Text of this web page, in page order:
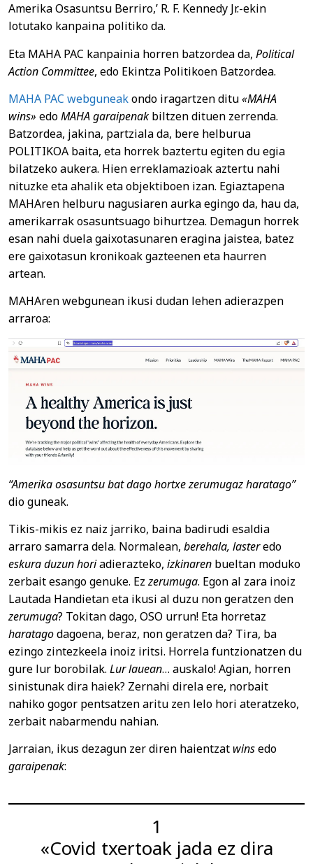
Amerika Osasuntsu Berriro,’ R. F. Kennedy Jr.-ekin
lotutako kanpaina politiko da.
Eta MAHA PAC kanpainia horren batzordea da, Political
Action Committee, edo Ekintza Politikoen Batzordea.
MAHA PAC webguneakondo iragartzen ditu«MAHA
wins» edoMAHA garaipenak biltzen dituen zerrenda.
Batzordea, jakina, partziala da, bere helburua
POLITIKOA baita, eta horrek baztertu egiten du egia
bilatzeko aukera. Hien erreklamazioak aztertu nahi
nituzke eta ahalik eta objektiboen izan. Egiaztapena
MAHAren helburu nagusiaren aurka egingo da, hau da,
amerikarrak osasuntsuago bihurtzea. Demagun horrek
esan nahi duela gaixotasunaren eragina jaistea, batez
ere gaixotasun kronikoak gazteenen eta haurren
artean.
MAHAren webgunean ikusi dudan lehen adierazpen
arraroa:
“Amerika osasuntsu bat dagohortxezerumugaz haratago”
dio guneak.
Tikis-mikis ez naiz jarriko, baina badirudi esaldia
arraro samarra dela. Normalean, berehala, lasteredo
eskura duzun horiadierazteko, izkinaren bueltan moduko
zerbait esango genuke. Ezzerumuga. Egon al zara inoiz
Lautada Handietan eta ikusi al duzu non geratzen den
zerumuga? Tokitan dago, OSO urrun! Eta horretaz
haratagodagoena, beraz, non geratzen da? Tira, ba
ezingo zintezkeela inoiz iritsi. Horrela funtzionatzen du
gure lur borobilak. Lur lauean… auskalo! Agian, horren
sinistunak dira haiek? Zernahi direla ere, norbait
nahiko gogor pentsatzen aritu zen lelo hori ateratzeko,
zerbait nabarmendu nahian.
Jarraian, ikus dezagun zer diren haientzat winsedo
garaipenak:
1
«Covid txertoak jada ez dira